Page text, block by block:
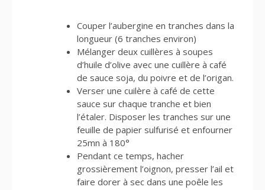
Couper l’aubergine en tranches dans la
longueur (6 tranches environ)
Mélanger deux cuillères à soupes
d’huile d’olive avec une cuillère à café
de sauce soja, du poivre et de l’origan.
Verser une cuilère à café de cette
sauce sur chaque tranche et bien
l’étaler. Disposer les tranches sur une
feuille de papier sulfurisé et enfourner
25mn à 180°
Pendant ce temps, hacher
grossièrement l’oignon, presser l’ail et
faire dorer à sec dans une poêle les